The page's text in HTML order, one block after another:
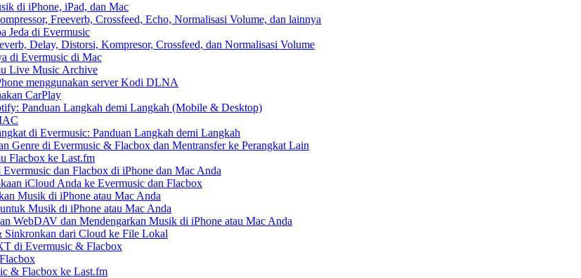
di iPhone, iPad, dan Mac
Freeverb, Crossfeed, Echo, Normalisasi Volume, dan lainnya
Jeda di Evermusic
Delay, Distorsi, Kompresor, Crossfeed, dan Normalisasi Volume
di Evermusic di Mac
Live Music Archive
menggunakan server Kodi DLNA
CarPlay
Panduan Langkah demi Langkah (Mobile & Desktop)
di Evermusic: Panduan Langkah demi Langkah
Genre di Evermusic & Flacbox dan Mentransfer ke Perangkat Lain
Flacbox ke Last.fm
dan Flacbox di iPhone dan Mac Anda
iCloud Anda ke Evermusic dan Flacbox
Musik di iPhone atau Mac Anda
Musik di iPhone atau Mac Anda
WebDAV dan Mendengarkan Musik di iPhone atau Mac Anda
dari Cloud ke File Lokal
di Evermusic & Flacbox
& Flacbox ke Last.fm